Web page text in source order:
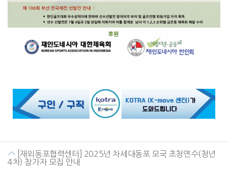
[재외동포협력센터] 2025년 차세대동포 모국 초청연수(청년
4차) 참가자 모집 안내